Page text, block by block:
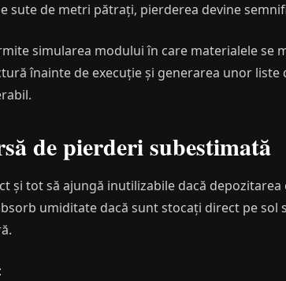
sute de metri pătrați, pierderea devine
simularea modului în care materialele se
înainte de execuție și generarea unor liste
de pierderi subestimată
și tot să ajungă inutilizabile dacă
umiditate dacă sunt stocați direct pe sol